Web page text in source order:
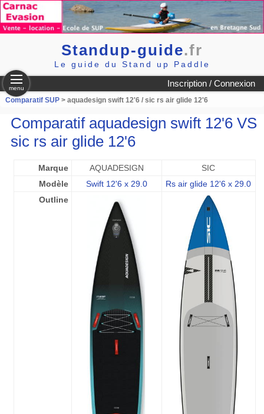
Standup-guide.fr
Le guide du Stand up Paddle
Inscription / Connexion
menu
Comparatif SUP > aquadesign swift 12'6 / sic rs air glide 12'6
Comparatif aquadesign swift 12'6 VS
sic rs air glide 12'6
Marque AQUADESIGN
SIC
Modèle
Swift 12'6 x 29.0
Rs air glide 12'6 x 29.0
Outline